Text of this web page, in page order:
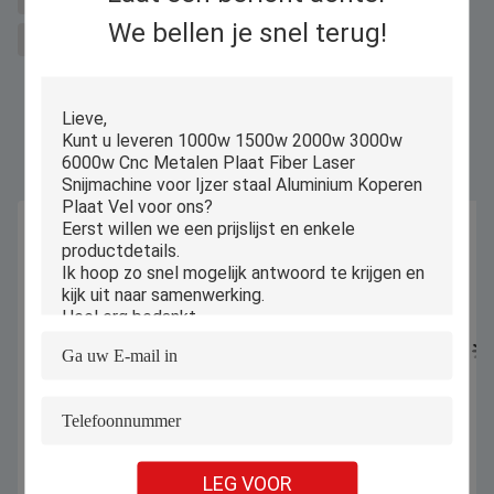
We bellen je snel terug!
LEG VOOR
lasermetaalsnijmachine te koop
Gelijkaardige Producten